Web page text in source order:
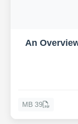
An
39 MB